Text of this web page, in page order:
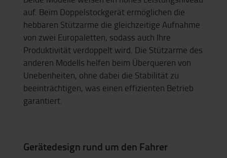
auf. Beim Doppelstockgerät ermöglichen die
hebbaren Stützarme die gleichzeitige Aufnahme
von zwei Europaletten, sodass auch Ihre
Produktivität verdoppelt wird. Die Stützarme des
anderen Modells helfen beim Überqueren von
Unebenheiten, ohne dabei die Stabilität zu
beeinträchtigen, was einen effizienten Betrieb
garantiert.
Gerätedesign rund um den Fahrer